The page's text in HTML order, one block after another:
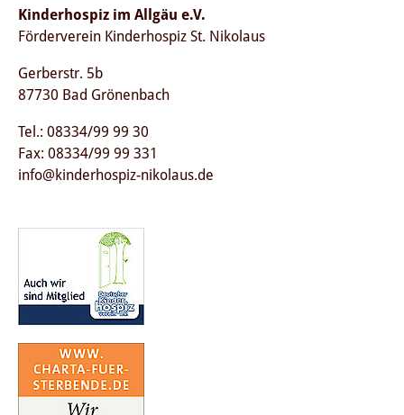
Kinderhospiz im Allgäu e.V.
Förderverein Kinderhospiz St. Nikolaus
Gerberstr. 5b
87730 Bad Grönenbach
Tel.: 08334/99 99 30
Fax: 08334/99 99 331
info@kinderhospiz-nikolaus.de